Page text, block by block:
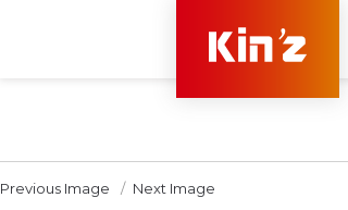
Previous Image Next Image